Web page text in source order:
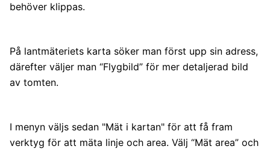
behöver klippas.
På lantmäteriets karta söker man först upp sin adress,
därefter väljer man “Flygbild” för mer detaljerad bild
av tomten.
I menyn väljs sedan "Mät i kartan" för att få fram
verktyg för att mäta linje och area. Välj “Mät area” och